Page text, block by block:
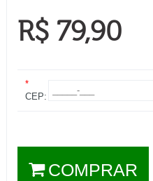
R$ 79,90
*
CEP:
COMPRAR